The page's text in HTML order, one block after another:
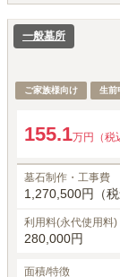
一般墓所
ご家族様向け 生前
155.1万円（税
墓石制作・工事費
1,270,500円（税
利用料(永代使用料)
280,000円
面積/特徴